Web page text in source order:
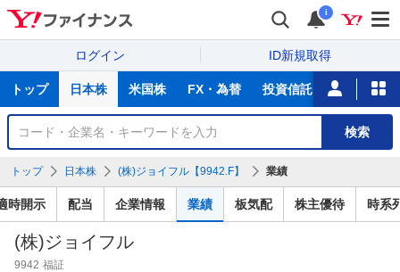
i
ログイン ID新規取得
サ
トップ 日本株 米国株 FX・為替 投資信託 ニュース
銘
検
索
検索
トップ 日本株 (株)ジョイフル【9942.F】 業績
時開示 配当 企業情報 業績 板気配 株主優待 時系
(株)ジョイフル
9942 福証